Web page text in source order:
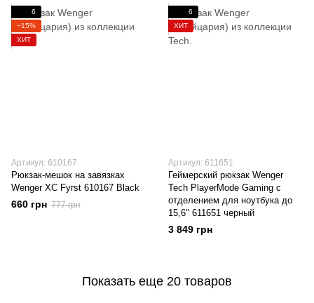
6
−15%
ХИТ
Артикул: 610167
Рюкзак-мешок на завязках
Wenger XC Fyrst 610167 Black
660 грн 777 грн
6
ХИТ
Артикул: 611651
Геймерский рюкзак Wenger
Tech PlayerMode Gaming с
отделением для ноутбука до
15,6" 611651 черный
3 849 грн
Показать еще 20 товаров